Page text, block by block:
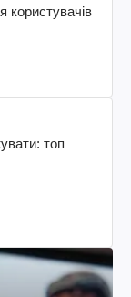
користувачів
топ